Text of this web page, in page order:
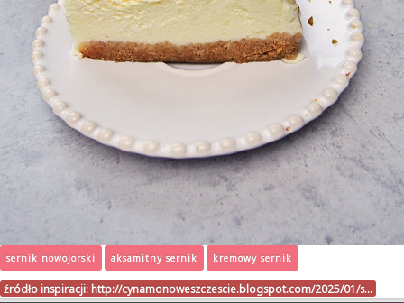
sernik nowojorski aksamitny sernik kremowy sernik
źródło inspiracji: http://cynamonoweszczescie.blogspot.com/2025/01/s…